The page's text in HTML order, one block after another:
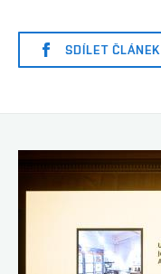
SDÍLET ČLÁNEK